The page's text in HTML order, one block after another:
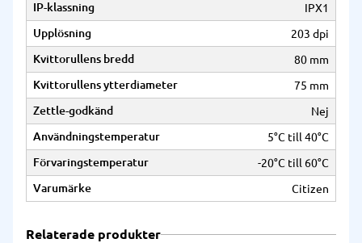
IP-klassning
IPX1
Upplösning
203 dpi
Kvittorullens bredd
80 mm
Kvittorullens ytterdiameter
75 mm
Zettle-godkänd
Nej
Användningstemperatur
5°C till 40°C
Förvaringstemperatur
-20°C till 60°C
Varumärke
Citizen
Relaterade produkter